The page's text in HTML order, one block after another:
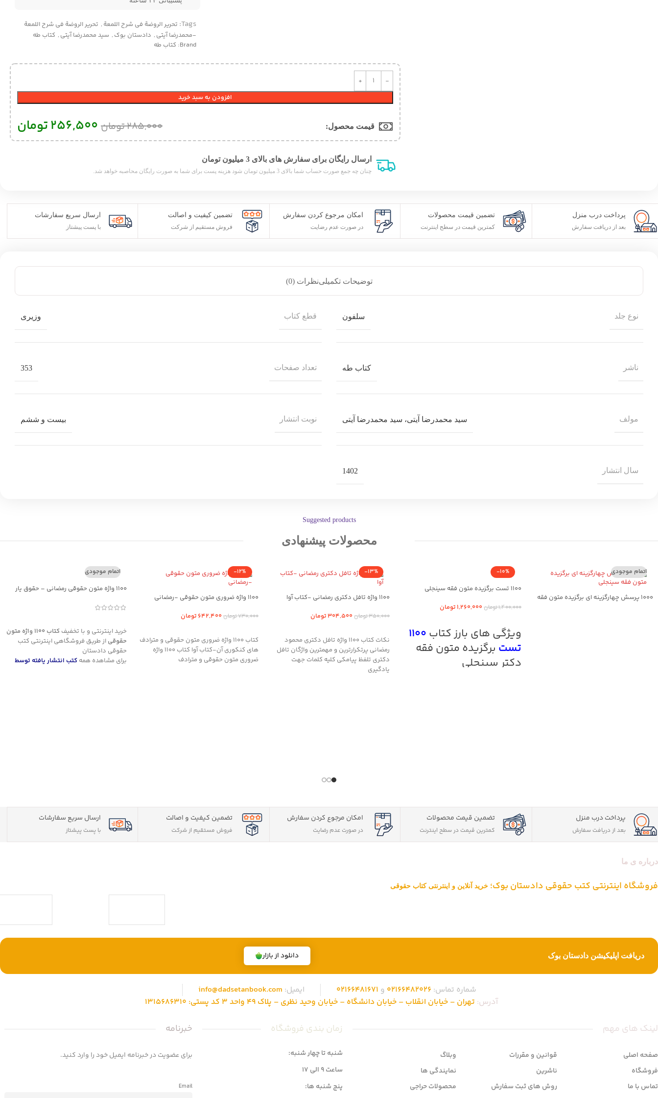
Tags: تحریر الروضة فی شرح اللمعة , تحریر الروضة فی شرح اللمعة
-محمدرضا آیتی , دادستان بوک , سید محمدرضا آیتی , کتاب طه
Brand: کتاب طه
افزودن به سبد خرید
قیمت محصول:​ 285,000تومان 256,500تومان
ارسال رایگان برای سفارش های بالای 3 میلیون تومان
چنان چه جمع صورت حساب شما بالای 3 میلیون تومان شود هزینه پست برای شما به صورت رایگان محاصبه خواهد شد.
پرداخت درب منزل
بعد از دریافت سفارش
تضمین قیمت محصولات
کمترین قیمت در سطح اینترنت
امکان مرجوع کردن سفارش
در صورت عدم رضایت
تضمین کیفیت و اصالت
فروش مستقیم از شرکت
ارسال سریع سفارشات
با پست پیشتاز
توضیحات تکمیلینظرات (0)
نوع جلد سلفون قطع کتاب وزیری
ناشر کتاب طه تعداد صفحات 353
مولف سید محمدرضا آیتی، سید محمدرضا آیتی نوبت انتشار بیست و ششم
سال انتشار 1402
Suggested products
محصولات پیشنهادی
اتمام موجودی
1000 پرسش چهارگزینه ای برگزیده متون فقه
-10%
1100 تست برگزیده متون فقه سینجلی
1,400,000تومان1,260,000تومان
ویژگی های بارز کتاب 1100
تست برگزیده متون فقه
دکتر سینجلی
-13%
1100 واژه تافل دکتری رمضانی -کتاب آوا
350,000تومان304,500تومان
نکات کتاب 1100 واژه تافل دکتری محمود
رمضانی پرتکرارترین و مهمترین واژگان تافل
دکتری تلفظ پیامکی کلیه کلمات جهت
یادگیری
-12%
1100 واژه ضروری متون حقوقی -رمضانی
730,000تومان642,400 تومان
کتاب 1100 واژه ضروری متون حقوقی و مترادف
های کنکوری آن-کتاب آوا کتاب 1100 واژه
ضروری متون حقوقی و مترادف
اتمام موجودی
1100 واژه متون حقوقی رمضانی – حقوق یار
خرید اینترنتی و با تخفیف
کتاب 1100 واژه متون
حقوقی از طریق فروشگاهی اینترنتی کتب
حقوقی دادستان
برای مشاهده همهکتب انتشار یافته توسط
پرداخت درب منزل
بعد از دریافت سفارش
تضمین قیمت محصولات
کمترین قیمت در سطح اینترنت
امکان مرجوع کردن سفارش
در صورت عدم رضایت
تضمین کیفیت و اصالت
فروش مستقیم از شرکت
ارسال سریع سفارشات
با پست پیشتاز
درباره ی ما
فروشگاه اینترنتی کتب حقوقی دادستان بوک؛ خرید آنلاین و اینترنتی کتاب حقوقی
دریافت اپلیکیشن دادستان بوک دانلود از بازار
شماره تماس:02166482026 و 02166481671 ایمیل: info@dadsetanbook.com
آدرس: تهران – خیابان انقلاب – خیابان دانشگاه – خیابان وحید نظری – پلاک 49 واحد 3 کد پستی: 1315686310
لینک های مهم
صفحه اصلی
فروشگاه
تماس با ما
قوانین و مقررات
ناشرین
روش های ثبت سفارش
وبلاگ
نمایندگی ها
محصولات حراجی
زمان بندی فروشگاه
شنبه تا چهار شنبه:
ساعت 9 الی 17
پنج شنبه ها:
خبرنامه
برای عضویت در خبرنامه ایمیل خود را وارد کنید.
Email